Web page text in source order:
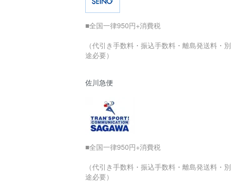
■全国一律950円+消費税
（代引き手数料・振込手数料・離島発送料・別
途必要）
佐川急便
■全国一律950円+消費税
（代引き手数料・振込手数料・離島発送料・別
途必要）